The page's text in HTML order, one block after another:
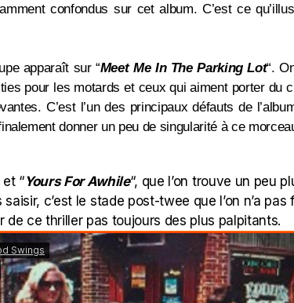
confondus sur cet album. C’est ce
apparaît sur“Meet Me In The Parking Lot“.
pour les motards et ceux qui aiment porter du
C’est l’un des principaux défauts de
donner un peu de singularité à ce
et “Yours For Awhile“, que l’on trouve un peu
c’est le stade post-twee que l’on n’a pas
de ce thriller pas toujours des plus palpitants.